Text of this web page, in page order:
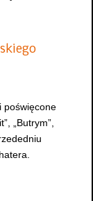
poświęcone
„Butrym”,